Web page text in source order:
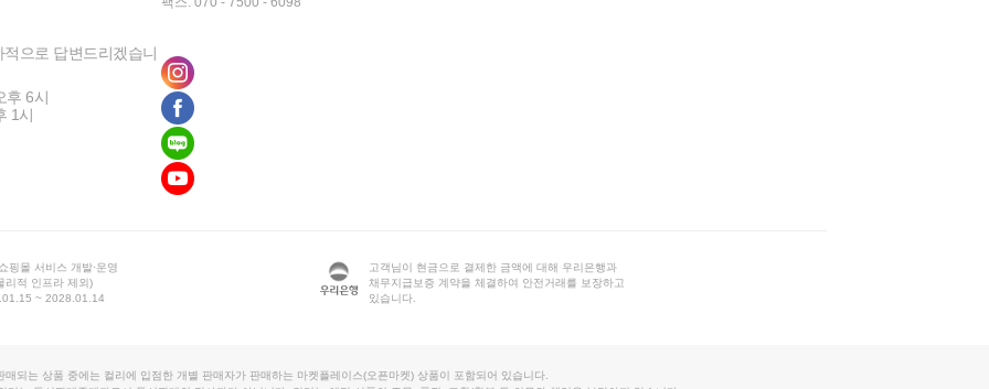
으로 답변드리겠습니
후 6시
1시
핑몰 서비스 개발·운영
리적 인프라 제외)
~ 2028.01.14
고객님이 현금으로 결제한 금액에 대해 우리은행과
채무지급보증 계약을 체결하여 안전거래를 보장하고
있습니다.
매되는 상품 중에는 컬리에 입점한 개별 판매자가 판매하는 마켓플레이스(오픈마켓) 상품이 포함되어 있습니다.